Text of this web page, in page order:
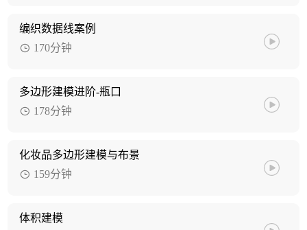
编织数据线案例
170分钟
多边形建模进阶-瓶口
178分钟
化妆品多边形建模与布景
159分钟
体积建模